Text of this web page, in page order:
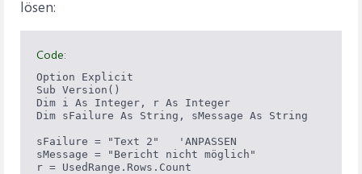
lösen:
Code:
Option Explicit
Sub Version()
Dim i As Integer, r As Integer
Dim sFailure As String, sMessage As String
sFailure = "Text 2"   'ANPASSEN
sMessage = "Bericht nicht möglich"
r = UsedRange.Rows.Count